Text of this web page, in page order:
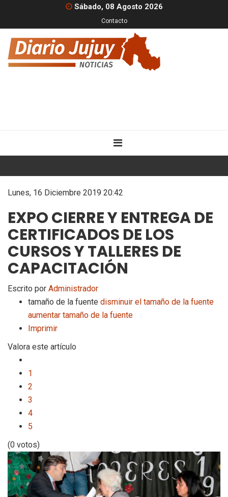
Sábado, 08 Agosto 2026
Contacto
Lunes, 16 Diciembre 2019 20:42
EXPO CIERRE Y ENTREGA DE
CERTIFICADOS DE LOS
CURSOS Y TALLERES DE
CAPACITACIÓN
Escrito por Administrador
tamaño de la fuente disminuir el tamaño de la fuente
aumentar tamaño de la fuente
Imprimir
Valora este artículo
1
2
3
4
5
(0 votos)